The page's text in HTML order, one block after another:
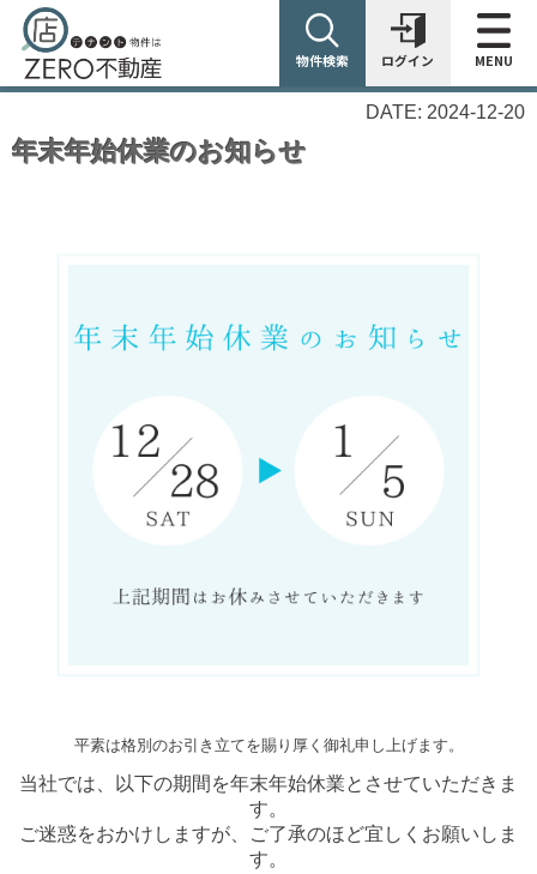
物件検索 ログイン MENU
DATE: 2024-12-20
年末年始休業のお知らせ
平素は格別のお引き立てを賜り厚く御礼申し上げます。
当社では、以下の期間を年末年始休業とさせていただきま
す。
ご迷惑をおかけしますが、ご了承のほど宜しくお願いしま
す。